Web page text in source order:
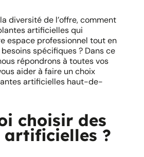
diversité de l’offre, comment
artificielles qui
espace professionnel tout en
spécifiques ? Dans ce
répondrons à toutes vos
aider à faire un choix
artificielles haut-de-
choisir des
artificielles ?